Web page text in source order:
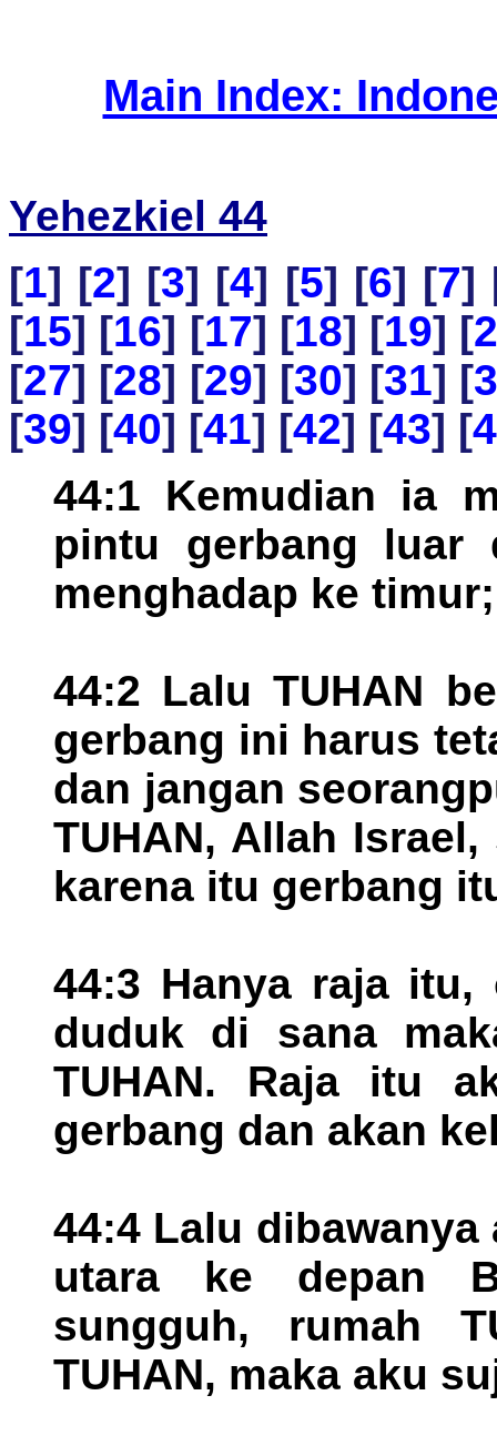
Main Index:
Yehezkiel 44
[1] [2] [3] [4] [5] [6] [7]
[15] [16] [17] [18] [19] [
[27] [28] [29] [30] [31] [
[39] [40] [41] [42] [43] [
44:1 Kemudian ia
pintu gerbang luar
menghadap ke
44:2 Lalu TUHAN
gerbang ini harus
dan jangan
TUHAN, Allah
karena itu gerbang
44:3 Hanya raja
duduk di sana
TUHAN. Raja itu
gerbang dan akan
44:4 Lalu
utara ke depan
sungguh, rumah
TUHAN, maka aku